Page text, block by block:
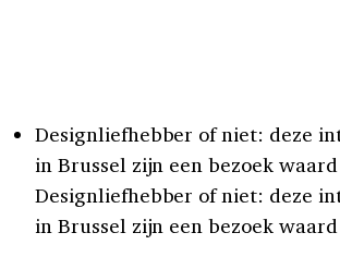
Designliefhebber of niet: deze
in Brussel zijn een bezoek waard
Designliefhebber of niet: deze
in Brussel zijn een bezoek waard